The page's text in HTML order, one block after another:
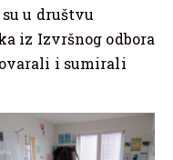
u društvu
iz Izvršnog odbora
i sumirali